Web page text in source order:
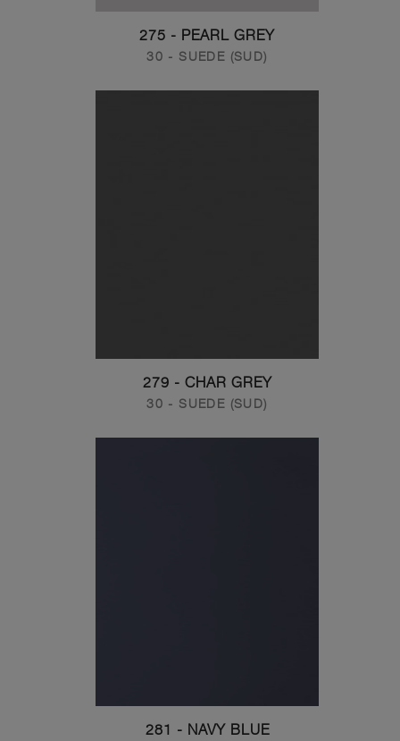
275 - PEARL GREY
30 - SUEDE (SUD)
279 - CHAR GREY
30 - SUEDE (SUD)
281 - NAVY BLUE